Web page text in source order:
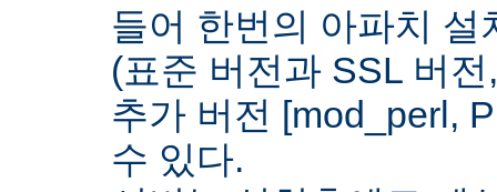
들어 한번의 아파치 설
(표준 버전과 SSL 버
추가 버전 [mod_perl,
수 있다.